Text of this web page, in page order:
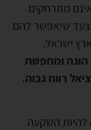
מתרחקים
שיאפשר להם
ישראל.
ומחפשת
רווח גבוה.
להיות השקעה